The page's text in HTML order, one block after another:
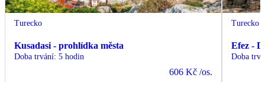
Turecko
Kusadasi - prohlídka města
Doba trvání: 5 hodin
606 Kč /os.
Turecko
Efez -
Doba